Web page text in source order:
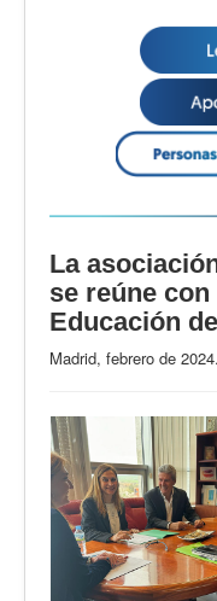
La
se reúne
Educación
Madrid, febrero de 2024.